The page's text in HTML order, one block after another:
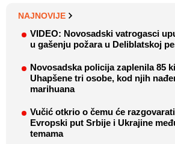
NAJNOVIJE
VIDEO: Novosadski vatrogasci
u gašenju požara u Deliblatskoj
Novosadska policija zaplenila 85
Uhapšene tri osobe, kod njih
marihuana
Vučić otkrio o čemu će
Evropski put Srbije i Ukrajine
temama